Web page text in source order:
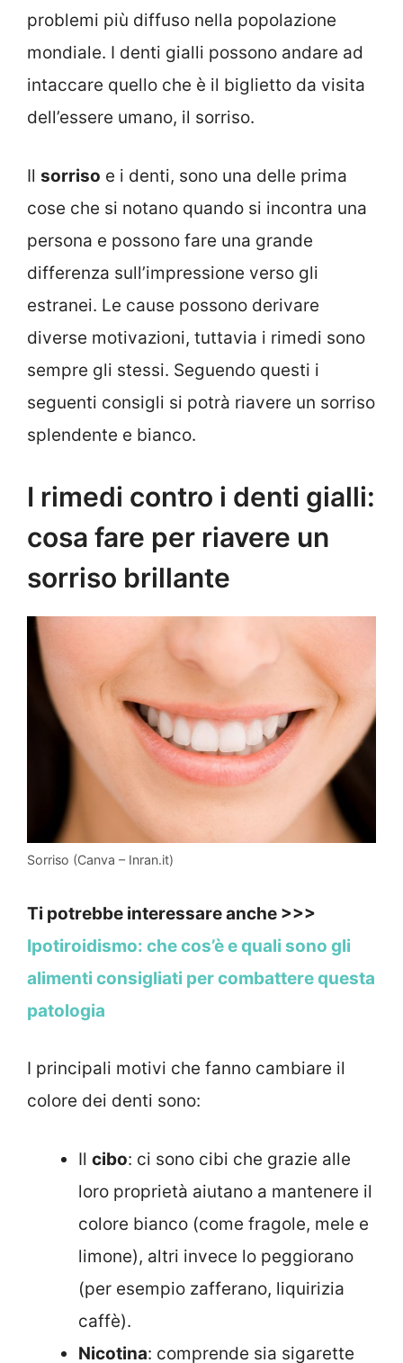
problemi più diffuso nella popolazione
mondiale. I denti gialli possono andare ad
intaccare quello che è il biglietto da visita
dell’essere umano, il sorriso.
Il sorriso e i denti, sono una delle prima
cose che si notano quando si incontra una
persona e possono fare una grande
differenza sull’impressione verso gli
estranei. Le cause possono derivare
diverse motivazioni, tuttavia i rimedi sono
sempre gli stessi. Seguendo questi i
seguenti consigli si potrà riavere un sorriso
splendente e bianco.
I rimedi contro i denti gialli:
cosa fare per riavere un
sorriso brillante
Sorriso (Canva – Inran.it)
Ti potrebbe interessare anche >>>
Ipotiroidismo: che cos’è e quali sono gli
alimenti consigliati per combattere questa
patologia
I principali motivi che fanno cambiare il
colore dei denti sono:
Il cibo: ci sono cibi che grazie alle
loro proprietà aiutano a mantenere il
colore bianco (come fragole, mele e
limone), altri invece lo peggiorano
(per esempio zafferano, liquirizia
caffè).
Nicotina: comprende sia sigarette